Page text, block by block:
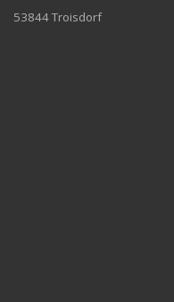
53844 Troisdorf